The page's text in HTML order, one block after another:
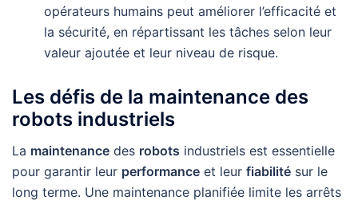
opérateurs humains peut améliorer l’efficacité et
la sécurité, en répartissant les tâches selon leur
valeur ajoutée et leur niveau de risque.
Les défis de la maintenance des
robots industriels
La maintenance des robots industriels est essentielle
pour garantir leur performance et leur fiabilité sur le
long terme. Une maintenance planifiée limite les arrêts